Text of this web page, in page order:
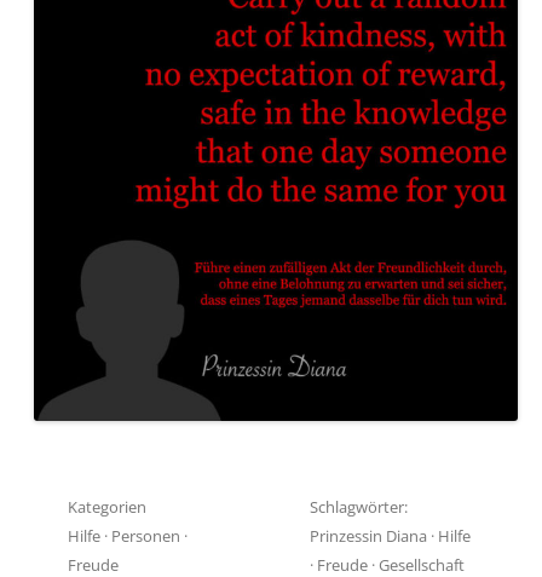
Kategorien
Hilfe · Personen ·
Freude
Schlagwörter:
Prinzessin Diana · Hilfe
· Freude ·Gesellschaft